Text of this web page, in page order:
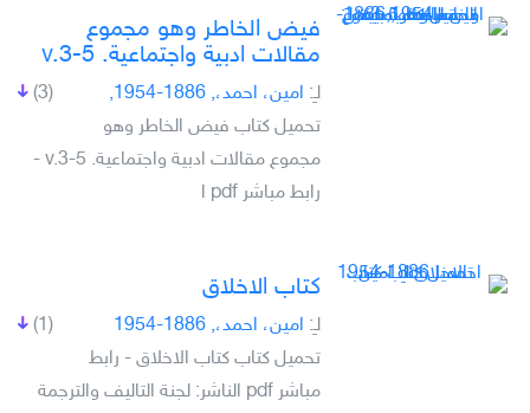
فيض الخاطر وهو مجموع
مقالات ادبية واجتماعية. v.3-5
(3) لـِ: امين، احمد،, 1886-1954,
تحميل كتاب فيض الخاطر وهو
مجموع مقالات ادبية واجتماعية. v.3-5 -
رابط مباشر pdf ا
كتاب الاخلاق
(1) لـِ: امين، احمد،, 1886-1954
تحميل كتاب كتاب الاخلاق - رابط
مباشر pdf الناشر: لجنة التاليف والترجمة